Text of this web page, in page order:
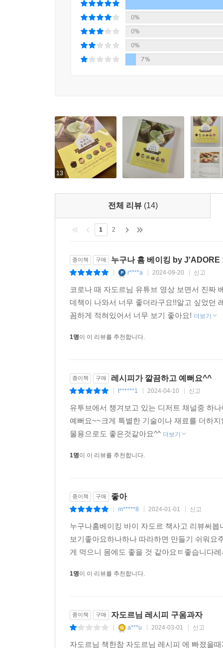
0%
0%
0%
7%
13
전체 리뷰 (14)
1 2
종이책 구매 누구나 홈 베이킹 by J'ADORE
r****a 2024-09-20 신고
코로나 때 자도르님 유튜브 영상 보면서 진짜
데책이 나와서 너무 좋더라구요!!알고 싶었던
꼼하게 적혀있어서 너무 보기 좋아요! 더보기
1명이 이 리뷰를 추천합니다.
종이책 구매 레시피가 깔끔하고 예뻐요^^
t******1 2024-04-10 신고
유투브에서 챙겨보고 있는 디저트 채널중 하
예뻐요~~크게 특별한 기술이나 재료를 더하
물용으로도 좋은것같아요^^ 더보기
1명이 이 리뷰를 추천합니다.
종이책 구매 좋아
m*****8 2024-01-01 신고
누구나홈베이킹 바이 자도르 책사고 리뷰써
보기좋아요하나하나 따라하면 만들기 쉬워
게 먹으니 몸에도 좋을 것 같아요ㅌ좋습니다
1명이 이 리뷰를 추천합니다.
종이책 구매 자도르님 레시피 구움과자
a***u 2024-03-01 신고
자도르님 책한참 자도르님 레시피 에 빠졌을